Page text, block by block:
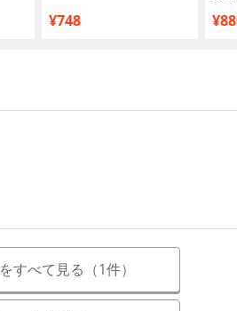
¥748
買い
すべて見る（1件）